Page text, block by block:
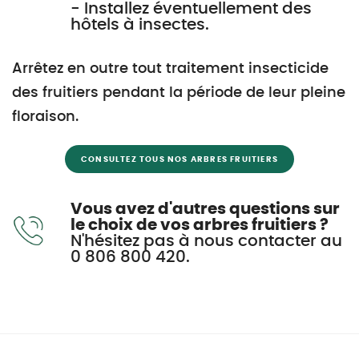
- Installez éventuellement des
hôtels à insectes.
Arrêtez en outre tout traitement insecticide
des fruitiers pendant la période de leur pleine
floraison.
CONSULTEZ TOUS NOS ARBRES FRUITIERS
Vous avez d'autres questions sur
le choix de vos arbres fruitiers ?
N'hésitez pas à nous contacter au
0 806 800 420.